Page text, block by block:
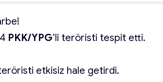
PKK/YPG‘li teröristi tespit etti.
etkisiz hale getirdi.